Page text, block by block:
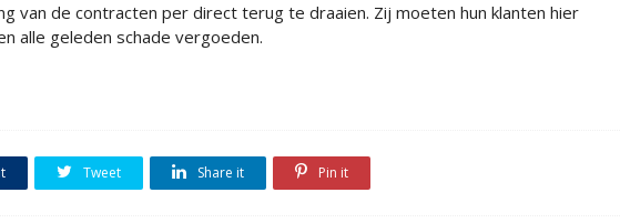
van de contracten per direct terug te draaien. Zij moeten hun klanten hier
alle geleden schade vergoeden.
Tweet Share it Pin it